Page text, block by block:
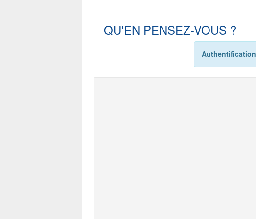
QU'EN PENSEZ-VOUS ?
Authentification